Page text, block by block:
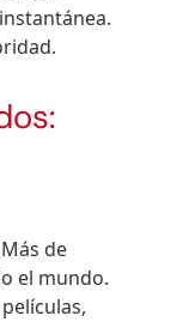
de
el mundo.